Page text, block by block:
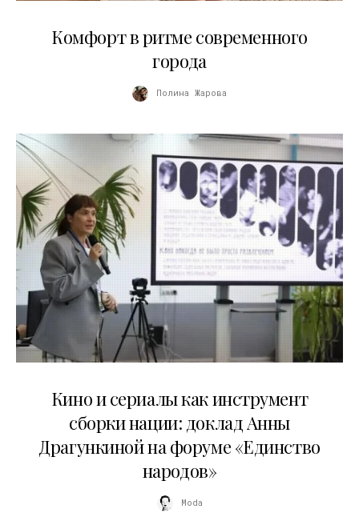
Комфорт в ритме современного
города
Полина Жарова
Кино и сериалы как инструмент
сборки нации: доклад Анны
Драгункиной на форуме «Единство
народов»
Moda